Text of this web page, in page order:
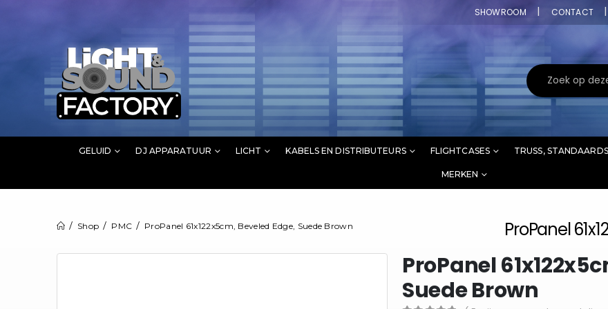
SHOWROOM CONTACT
GELUID DJ APPARATUUR LICHT KABELS EN DISTRIBUTEURS FLIGHTCASES TRUSS,
MERKEN
ProPanel
Shop PMC ProPanel 61x122x5cm, Beveled Edge, Suede Brown
ProPanel
Suede Brown